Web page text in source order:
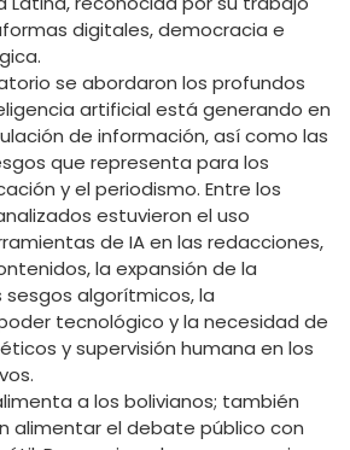
digitales, democracia e
se abordaron los profundos
artificial está generando en
de información, así como las
que representa para los
y el periodismo. Entre los
estuvieron el uso
de IA en las redacciones,
la expansión de la
algorítmicos, la
tecnológico y la necesidad de
y supervisión humana en los
a los bolivianos; también
alimentar el debate público con